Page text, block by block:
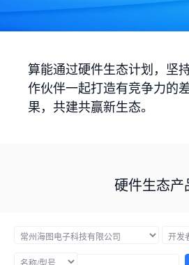
算能通过硬件生态计划，坚
作伙伴一起打造有竞争力的
果，共建共赢新生态。
硬件生态产